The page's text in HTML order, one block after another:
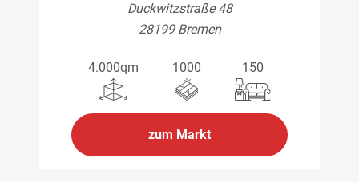
Duckwitzstraße 48
28199 Bremen
4.000qm 1000 150
zum Markt